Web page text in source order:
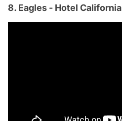
8. Eagles - Hotel California